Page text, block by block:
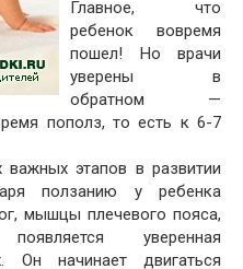
Главное, что
ребенок вовремя
пошел! Но врачи
уверены в
обратном —
пополз, то есть к 6-7
этапов в развитии
ползанию у ребенка
мышцы плечевого пояса,
уверенная
Он начинает двигаться